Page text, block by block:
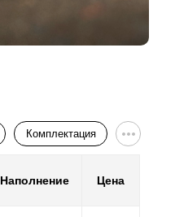
Комплектация
Наполнение Цена